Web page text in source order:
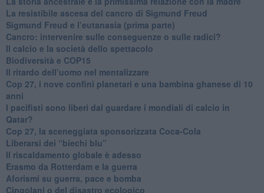
​La resistibile ascesa del cancro di Sigmund Freud
Sigmund Freud e l’eutanasia (prima parte)
Cancro: intervenire sulle conseguenze o sulle radici?
​Il calcio e la società dello spettacolo
Biodiversità e COP15
​Il ritardo dell’uomo nel mentalizzare
​Cop 27, i nove confini planetari e una bambina ghanese di 10
anni
​I pacifisti sono liberi dal guardare i mondiali di calcio in
Qatar?
​Cop 27, la sceneggiata sponsorizzata Coca-Cola
​Liberarsi dei “biechi blu”
Il riscaldamento globale è adesso
​Erasmo da Rotterdam e la guerra
​Aforismi su guerra, pace e bomba
Cingolani o del disastro ecologico